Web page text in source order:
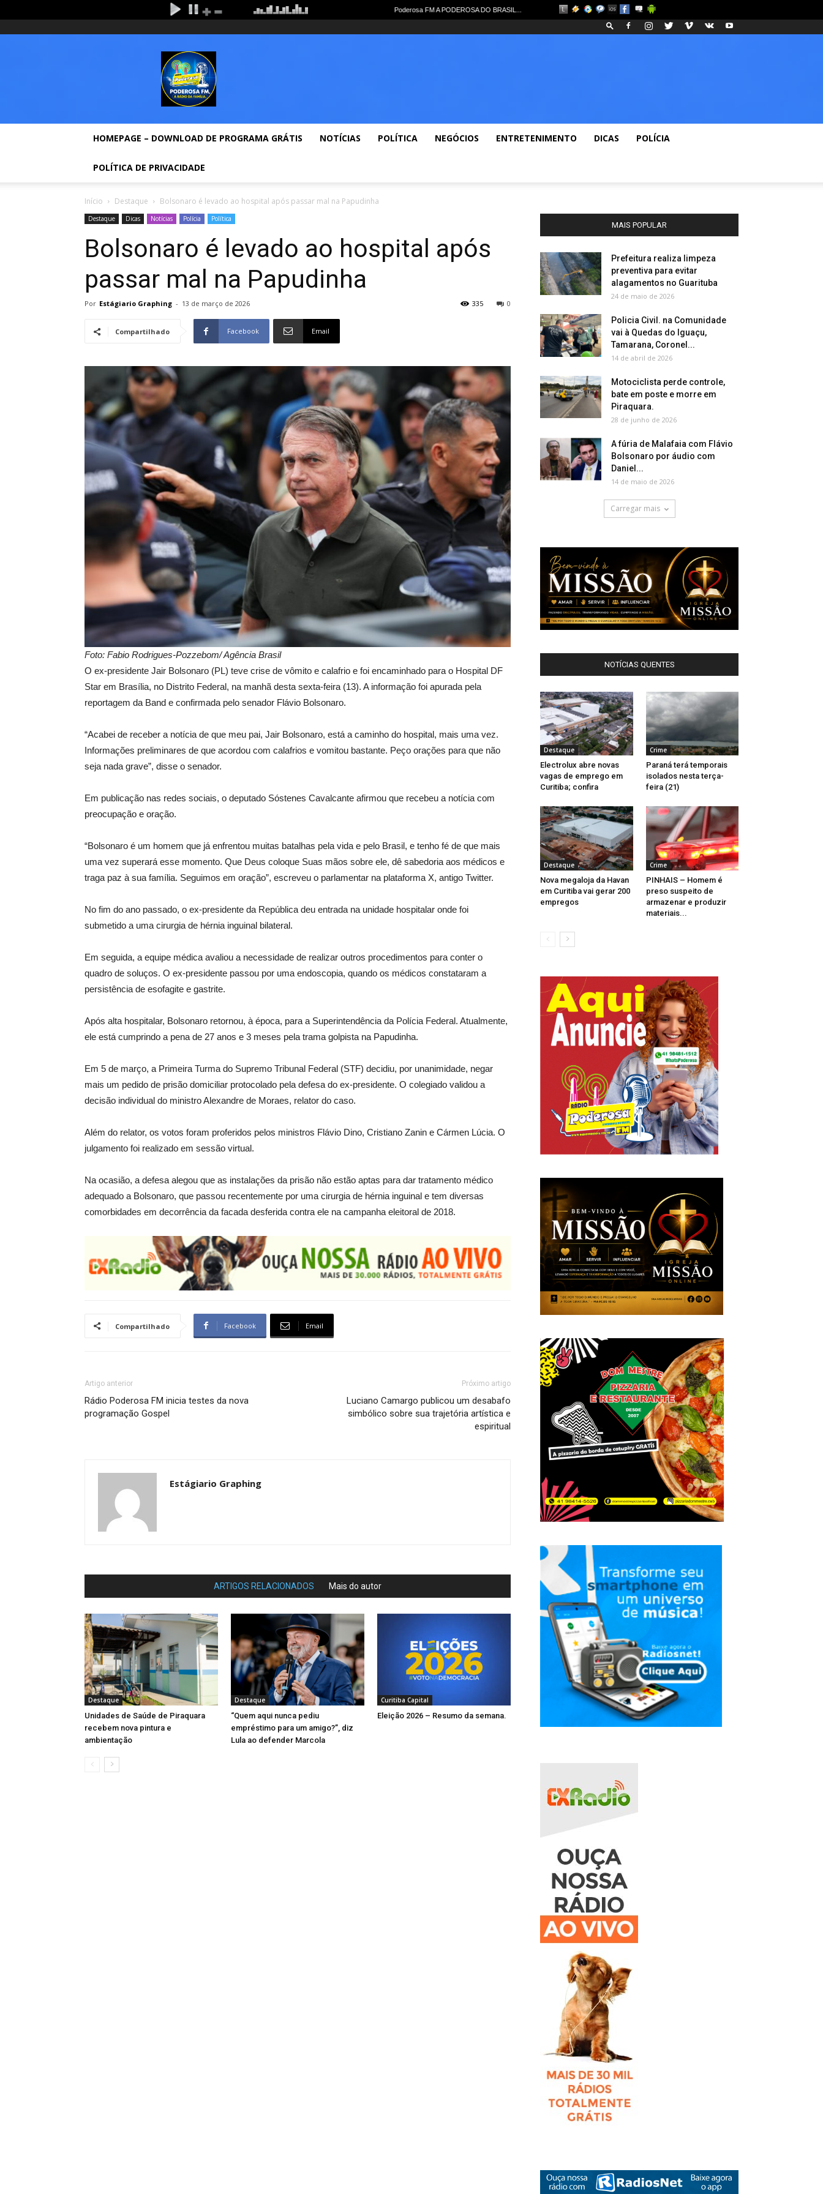
Entrar / Cadastrar Home Notícias Gerais Política Economia Esportes Lazer Fashion Blog
HOMEPAGE – DOWNLOAD DE PROGRAMA GRÁTIS NOTÍCIAS POLÍTICA NEGÓCIOS ENTRETENIMENTO DICAS POLÍCIA
POLÍTICA DE PRIVACIDADE
Início Destaque Bolsonaro é levado ao hospital após passar mal na Papudinha
Destaque Dicas Notícias Polícia Política
Bolsonaro é levado ao hospital após
passar mal na Papudinha
Por Estágiario Graphing - 13 de março de 2026 0
335
Compartilhado Facebook Email
Foto: Fabio Rodrigues-Pozzebom/ Agência Brasil
O ex-presidente Jair Bolsonaro (PL) teve crise de vômito e calafrio e foi encaminhado para o Hospital DF
Star em Brasília, no Distrito Federal, na manhã desta sexta-feira (13). A informação foi apurada pela
reportagem da Band e confirmada pelo senador Flávio Bolsonaro.
“Acabei de receber a notícia de que meu pai, Jair Bolsonaro, está a caminho do hospital, mais uma vez.
Informações preliminares de que acordou com calafrios e vomitou bastante. Peço orações para que não
seja nada grave”, disse o senador.
Em publicação nas redes sociais, o deputado Sóstenes Cavalcante afirmou que recebeu a notícia com
preocupação e oração.
“Bolsonaro é um homem que já enfrentou muitas batalhas pela vida e pelo Brasil, e tenho fé de que mais
uma vez superará esse momento. Que Deus coloque Suas mãos sobre ele, dê sabedoria aos médicos e
traga paz à sua família. Seguimos em oração”, escreveu o parlamentar na plataforma X, antigo Twitter.
No fim do ano passado, o ex-presidente da República deu entrada na unidade hospitalar onde foi
submetido a uma cirurgia de hérnia inguinal bilateral.
Em seguida, a equipe médica avaliou a necessidade de realizar outros procedimentos para conter o
quadro de soluços. O ex-presidente passou por uma endoscopia, quando os médicos constataram a
persistência de esofagite e gastrite.
Após alta hospitalar, Bolsonaro retornou, à época, para a Superintendência da Polícia Federal. Atualmente,
ele está cumprindo a pena de 27 anos e 3 meses pela trama golpista na Papudinha.
Em 5 de março, a Primeira Turma do Supremo Tribunal Federal (STF) decidiu, por unanimidade, negar
mais um pedido de prisão domiciliar protocolado pela defesa do ex-presidente. O colegiado validou a
decisão individual do ministro Alexandre de Moraes, relator do caso.
Além do relator, os votos foram proferidos pelos ministros Flávio Dino, Cristiano Zanin e Cármen Lúcia. O
julgamento foi realizado em sessão virtual.
Na ocasião, a defesa alegou que as instalações da prisão não estão aptas para dar tratamento médico
adequado a Bolsonaro, que passou recentemente por uma cirurgia de hérnia inguinal e tem diversas
comorbidades em decorrência da facada desferida contra ele na campanha eleitoral de 2018.
Compartilhado Facebook Email
Artigo anterior
Rádio Poderosa FM inicia testes da nova
programação Gospel
Próximo artigo
Luciano Camargo publicou um desabafo
simbólico sobre sua trajetória artística e
espiritual
Estágiario Graphing
ARTIGOS RELACIONADOS Mais do autor
Destaque
Unidades de Saúde de Piraquara
recebem nova pintura e
ambientação
Destaque
“Quem aqui nunca pediu
empréstimo para um amigo?”, diz
Lula ao defender Marcola
Curitiba Capital
Eleição 2026 – Resumo da semana.
MAIS POPULAR
Prefeitura realiza limpeza
preventiva para evitar
alagamentos no Guarituba
24 de maio de 2026
Policia Civil. na Comunidade
vai à Quedas do Iguaçu,
Tamarana, Coronel...
14 de abril de 2026
Motociclista perde controle,
bate em poste e morre em
Piraquara.
28 de junho de 2026
A fúria de Malafaia com Flávio
Bolsonaro por áudio com
Daniel...
14 de maio de 2026
Carregar mais
NOTÍCIAS QUENTES
Destaque
Electrolux abre novas
vagas de emprego em
Curitiba; confira
Crime
Paraná terá temporais
isolados nesta terça-
feira (21)
Destaque
Nova megaloja da Havan
em Curitiba vai gerar 200
empregos
Crime
PINHAIS – Homem é
preso suspeito de
armazenar e produzir
materiais...